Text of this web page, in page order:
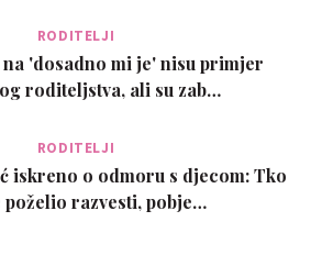
RODITELJI
'dosadno mi je' nisu primjer
roditeljstva, ali su zab…
RODITELJI
iskreno o odmoru s djecom: Tko
poželio razvesti, pobje…